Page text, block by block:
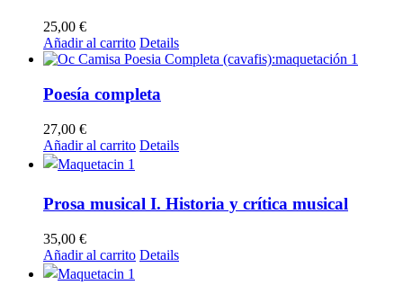
25,00 €
Añadir al carrito Details
Poesía completa
27,00 €
Añadir al carrito Details
Prosa musical I. Historia y crítica musical
35,00 €
Añadir al carrito Details